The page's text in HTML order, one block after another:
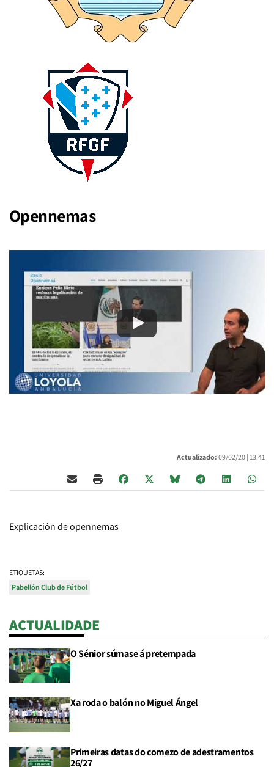
Opennemas
Actualizado: 09/02/20 | 13:41
Explicación de opennemas
ETIQUETAS:
Pabellón Club de Fútbol
ACTUALIDADE
O Sénior súmase á pretempada
Xa roda o balón no Miguel Ángel
Primeiras datas do comezo de adestramentos
26/27